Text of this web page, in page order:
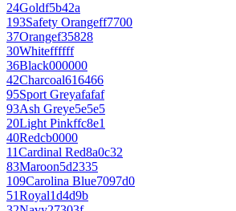
24Goldf5b42a
193Safety Orangeff7700
37Orangef35828
30Whiteffffff
36Black000000
42Charcoal616466
95Sport Greyafafaf
93Ash Greye5e5e5
20Light Pinkffc8e1
40Redcb0000
11Cardinal Red8a0c32
83Maroon5d2335
109Carolina Blue7097d0
51Royal1d4d9b